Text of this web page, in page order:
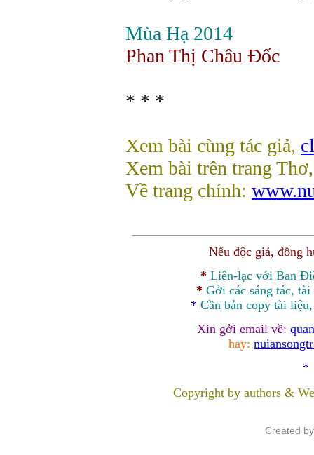
Mùa Hạ 2014
Phan Thị Châu Đốc
* * *
Xem bài cùng tác giả,
Xem bài trên trang
Về trang chính:
Nếu độc giả, đồng
* Liên-lạc với Ban
* Gởi các sáng tác,
* Cần bản copy tài
Xin gởi email về:
hay:
*
Copyright by authors &
Created